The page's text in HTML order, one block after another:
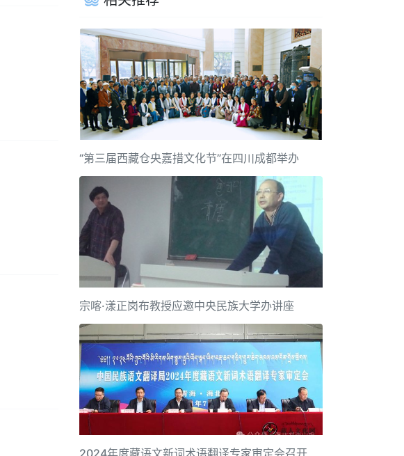
“第三届西藏仓央嘉措文化节”在四川成都举办
宗喀·漾正岗布教授应邀中央民族大学办讲座
2024年度藏语文新词术语翻译专家审定会召开